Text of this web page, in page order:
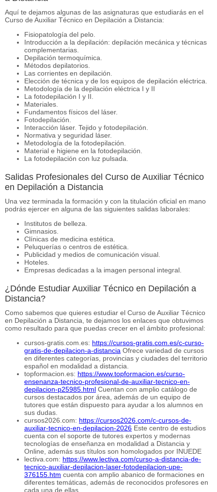
Aquí te dejamos algunas de las asignaturas que estudiarás en el
Curso de Auxiliar Técnico en Depilación a Distancia:
Fisiopatología del pelo.
Introducción a la depilación: depilación mecánica y técnicas
complementarias.
Depilación termoquímica.
Métodos depilatorios.
Las corrientes en depilación.
Elección de técnica y de los equipos de depilación eléctrica.
Metodología de la depilación eléctrica I y II
La fotodepilación I y II.
Materiales.
Fundamentos físicos del láser.
Fotodepilación.
Interacción láser. Tejido y fotodepilación.
Normativa y seguridad láser.
Metodología de la fotodepilación.
Material e higiene en la fotodepilación.
La fotodepilación con luz pulsada.
Salidas Profesionales del Curso de Auxiliar Técnico
en Depilación a Distancia
Una vez terminada la formación y con la titulación oficial en mano
podrás ejercer en alguna de las siguientes salidas laborales:
Institutos de belleza.
Gimnasios.
Clínicas de medicina estética.
Peluquerías o centros de estética.
Publicidad y medios de comunicación visual.
Hoteles.
Empresas dedicadas a la imagen personal integral.
¿Dónde Estudiar Auxiliar Técnico en Depilación a
Distancia?
Como sabemos que quieres estudiar el Curso de Auxiliar Técnico
en Depilación a Distancia, te dejamos los enlaces que obtuvimos
como resultado para que puedas crecer en el ámbito profesional:
cursos-gratis.com.es: https://cursos-gratis.com.es/c-curso-
gratis-de-depilacion-a-distancia Ofrece variedad de cursos
en diferentes categorías, provincias y ciudades del territorio
español en modalidad a distancia.
topformacion.es: https://www.topformacion.es/curso-
ensenanza-tecnico-profesional-de-auxiliar-tecnico-en-
depilacion-p25985.html Cuentan con amplio catálogo de
cursos destacados por área, además de un equipo de
tutores que están dispuesto para ayudar a los alumnos en
sus dudas.
cursos2026.com: https://cursos2026.com/c-cursos-de-
auxiliar-tecnico-en-depilacion-2026 Este centro de estudios
cuenta con el soporte de tutores expertos y modernas
tecnologías de enseñanza en modalidad a Distancia y
Online, además sus títulos son homologados por INUEDE
lectiva.com: https://www.lectiva.com/curso-a-distancia-de-
tecnico-auxiliar-depilacion-laser-fotodepilacion-upe-
376155.htm cuenta con amplio abanico de formaciones en
diferentes temáticas, además de reconocidos profesores en
cada una de ellas.